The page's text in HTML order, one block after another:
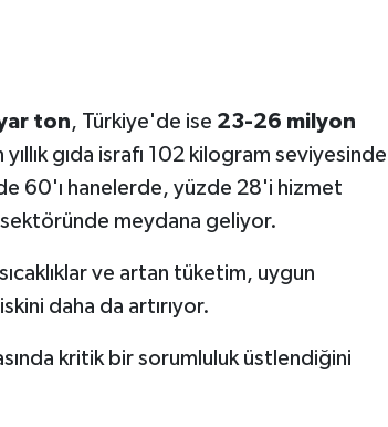
ton, Türkiye'de ise 23-26 milyon
gıda israfı 102 kilogram seviyesinde
60'ı hanelerde, yüzde 28'i hizmet
meydana geliyor.
ve artan tüketim, uygun
daha da artırıyor.
kritik bir sorumluluk üstlendiğini